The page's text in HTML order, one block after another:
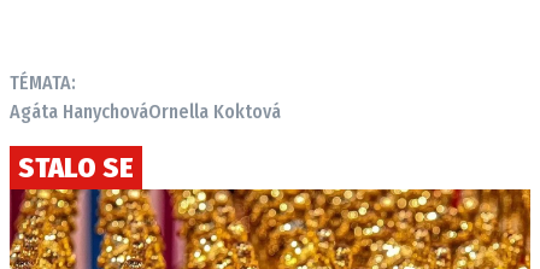
TÉMATA:
Agáta HanychováOrnella Koktová
STALO SE